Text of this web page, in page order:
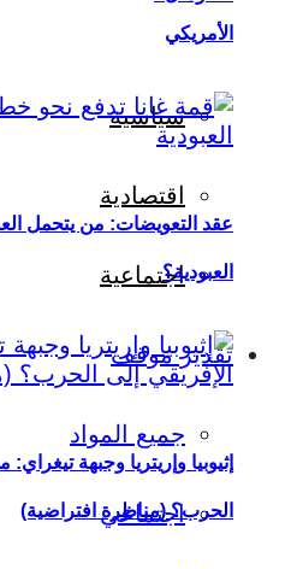
سياسية
اقتصادية
اجتماعية
تقدير موقف
جميع المواد
اجتماعي
الأمريكي
عقد التعويضات: من يتحمل
العبودية؟
إثيوبيا وإريتريا وجبهة
الحرب؟ (مناظرة افتراضية)